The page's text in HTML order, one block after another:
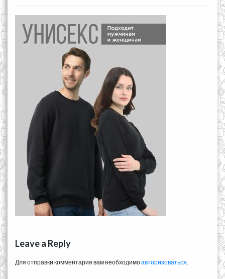
Leave a Reply
Для отправки комментария вам необходимоавторизоваться